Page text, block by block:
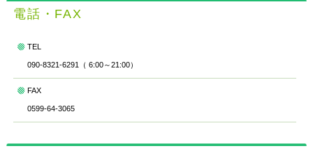
電話・FAX
TEL
090-8321-6291（ 6:00～21:00）
FAX
0599-64-3065